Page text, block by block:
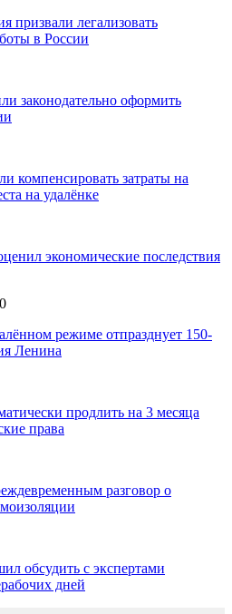
призвали легализовать
в России
законодательно оформить
компенсировать затраты на
на удалёнке
экономические последствия
режиме отпразднует 150-
Ленина
продлить на 3 месяца
права
разговор о
обсудить с экспертами
дней